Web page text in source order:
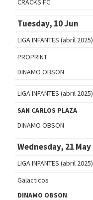
CRACKS FC
Tuesday, 10 Jun
LIGA INFANTES (abril 2025)
PROPRINT
DINAMO OBSON
LIGA INFANTES (abril 2025)
SAN CARLOS PLAZA
DINAMO OBSON
Wednesday, 21 May
LIGA INFANTES (abril 2025)
Galacticos
DINAMO OBSON